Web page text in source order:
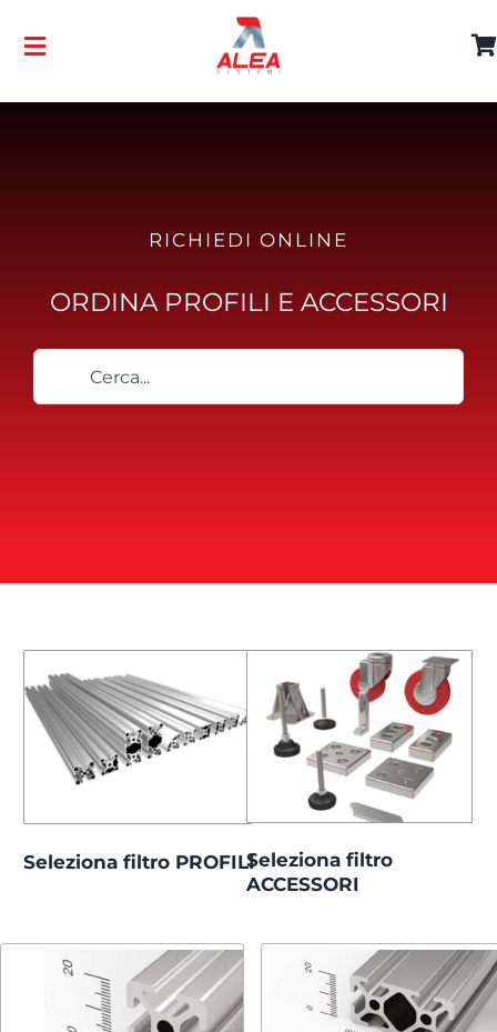
Toggle
GALLERIA
E-SHOP
Area Download
Blog
RICHIEDI ONLINE
ORDINA PROFILI E ACCESSORI
per:
Seleziona filtro PROFILISeleziona filtro
ACCESSORI